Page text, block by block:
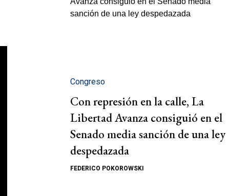
Congreso
Con represión en la calle, La
Libertad Avanza consiguió en el
Senado media sanción de una ley
despedazada
FEDERICO POKOROWSKI